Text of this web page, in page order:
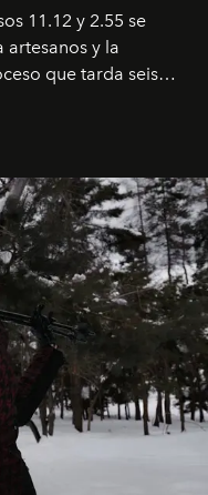
11.12 y 2.55 se
artesanos y la
que tarda seis
una técnica
de formación de